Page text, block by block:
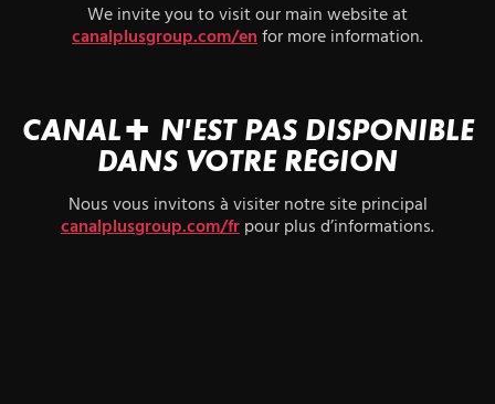
We invite you to visit our main website at
canalplusgroup.com/enfor more information.
CANAL+ N'EST PAS DISPONIBLE
DANS VOTRE RÉGION
Nous vous invitons à visiter notre site principal
canalplusgroup.com/frpour plus d’informations.